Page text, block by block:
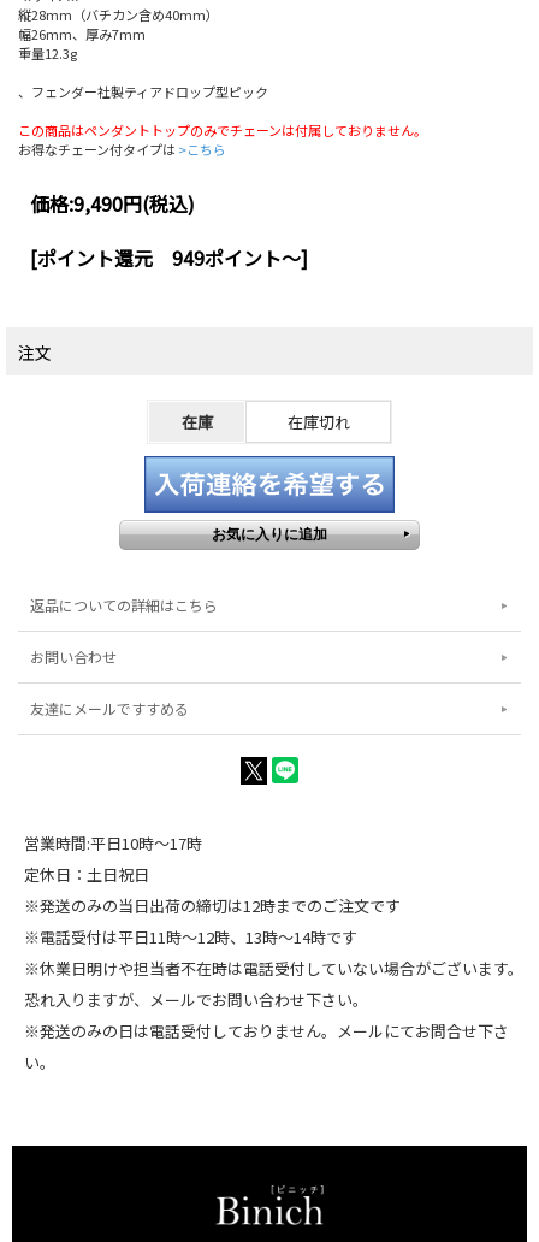
縦28mm（バチカン含め40mm）
幅26mm、厚み7mm
重量12.3g
、フェンダー社製ティアドロップ型ピック
この商品はペンダントトップのみでチェーンは付属しておりません。
お得なチェーン付タイプは >こちら
価格:9,490円(税込)
[ポイント還元 949ポイント～]
注文
在庫 在庫切れ
返品についての詳細はこちら
お問い合わせ
友達にメールですすめる
営業時間:平日10時～17時
定休日：土日祝日
※発送のみの当日出荷の締切は12時までのご注文です
※電話受付は平日11時～12時、13時～14時です
※休業日明けや担当者不在時は電話受付していない場合がございます。
恐れ入りますが、メールでお問い合わせ下さい。
※発送のみの日は電話受付しておりません。メールにてお問合せ下さ
い。